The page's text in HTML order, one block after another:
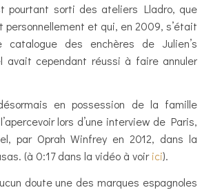
pourtant sorti des ateliers Lladro, que
personnellement et qui, en 2009, s’était
catalogue des enchères de Julien’s
avait cependant réussi à faire annuler
en possession de la famille
lors d’une interview de Paris,
par Oprah Winfrey en 2012, dans la
(à 0:17 dans la vidéo à voirici).
doute une des marques espagnoles